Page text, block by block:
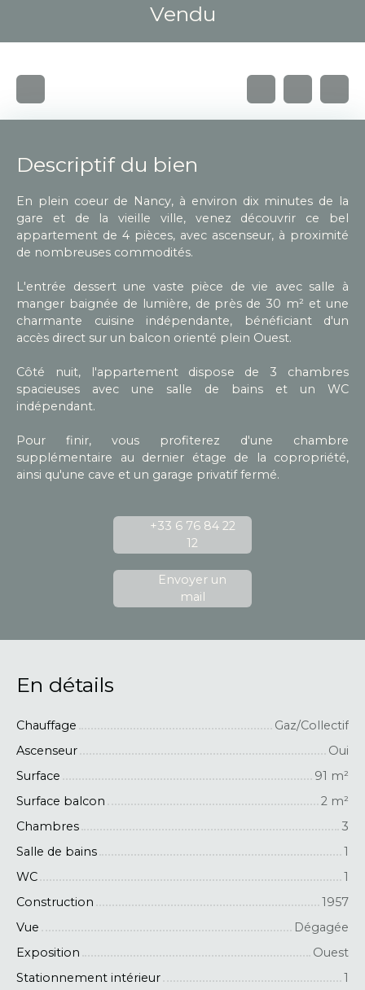
Vendu
Descriptif du bien
En plein coeur de Nancy, à environ dix minutes de la
gare et de la vieille ville, venez découvrir ce bel
appartement de 4 pièces, avec ascenseur, à proximité
de nombreuses commodités.
L'entrée dessert une vaste pièce de vie avec salle à
manger baignée de lumière, de près de 30 m² et une
charmante cuisine indépendante, bénéficiant d'un
accès direct sur un balcon orienté plein Ouest.
Côté nuit, l'appartement dispose de 3 chambres
spacieuses avec une salle de bains et un WC
indépendant.
Pour finir, vous profiterez d'une chambre
supplémentaire au dernier étage de la copropriété,
ainsi qu'une cave et un garage privatif fermé.
+33 6 76 84 22
12
Envoyer un
mail
En détails
Chauffage
Gaz/Collectif
Ascenseur
Oui
Surface
91 m²
Surface balcon
2 m²
Chambres
3
Salle de bains
1
WC
1
Construction
1957
Vue
Dégagée
Exposition
Ouest
Stationnement intérieur
1